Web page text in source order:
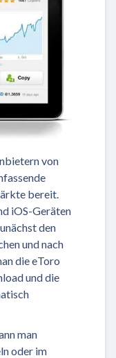
von
bereit.
iOS-Geräten
den
und nach
die eToro
und die
man
oder im